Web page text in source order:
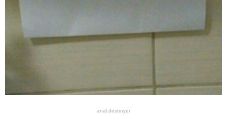
anal.destroyer